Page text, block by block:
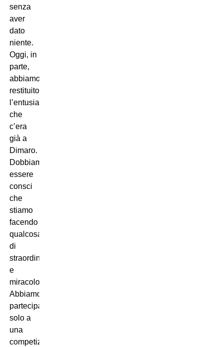
senza
aver
dato
niente.
Oggi, in
parte,
abbiamo
restituito
l’entusiasmo
che
c’era
già a
Dimaro.
Dobbiamo
essere
consci
che
stiamo
facendo
qualcosa
di
straordinario
e
miracoloso.
Abbiamo
partecipato
solo a
una
competizione